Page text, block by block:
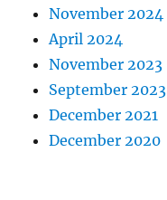
November 2024
April 2024
November 2023
September 2023
December 2021
December 2020